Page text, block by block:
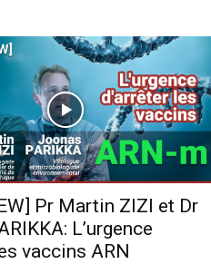
Pr Martin ZIZI et Dr
L’urgence
vaccins ARN